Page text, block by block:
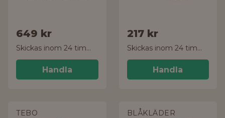
649 kr
Skickas inom 24 timmar!
Handla
217 kr
Skickas inom 24 timmar!
Handla
TEBO BLÅKLÄDER